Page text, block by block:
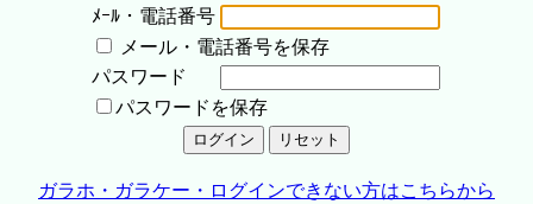
ﾒｰﾙ・電話番号
メール・電話番号を保存
パスワード
パスワードを保存
ガラホ・ガラケー・ログインできない方はこちらから